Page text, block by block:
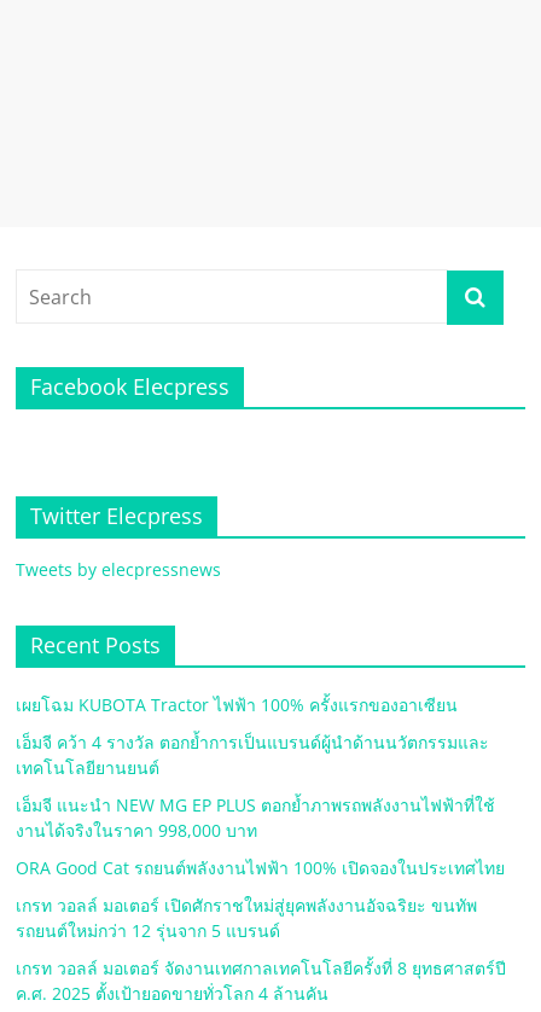
Facebook Elecpress
Twitter Elecpress
Tweets by elecpressnews
Recent Posts
เผยโฉม KUBOTA Tractor ไฟฟ้า 100% ครั้งแรกของอาเซียน
เอ็มจี คว้า 4 รางวัล ตอกย้ำการเป็นแบรนด์ผู้นำด้านนวัตกรรมและ
เทคโนโลยียานยนต์
เอ็มจี แนะนำ NEW MG EP PLUS ตอกย้ำภาพรถพลังงานไฟฟ้าที่ใช้
งานได้จริงในราคา 998,000 บาท
ORA Good Cat รถยนต์พลังงานไฟฟ้า 100% เปิดจองในประเทศไทย
เกรท วอลล์ มอเตอร์ เปิดศักราชใหม่สู่ยุคพลังงานอัจฉริยะ ขนทัพ
รถยนต์ใหม่กว่า 12 รุ่นจาก 5 แบรนด์
เกรท วอลล์ มอเตอร์ จัดงานเทศกาลเทคโนโลยีครั้งที่ 8 ยุทธศาสตร์ปี
ค.ศ. 2025 ตั้งเป้ายอดขายทั่วโลก 4 ล้านคัน